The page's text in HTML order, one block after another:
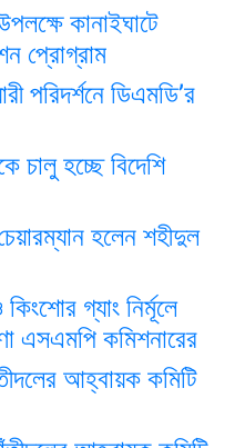
কানাইঘাটে
প্রোগ্রাম
পরিদর্শনে ডিএমডি’র
চালু হচ্ছে বিদেশি
হলেন শহীদুল
গ্যাং নির্মূলে
এসএমপি কমিশনারের
আহ্বায়ক কমিটি